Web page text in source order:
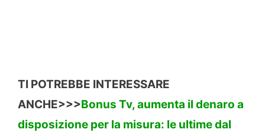
TI POTREBBE INTERESSARE
ANCHE>>>Bonus Tv, aumenta il denaro a
disposizione per la misura: le ultime dal